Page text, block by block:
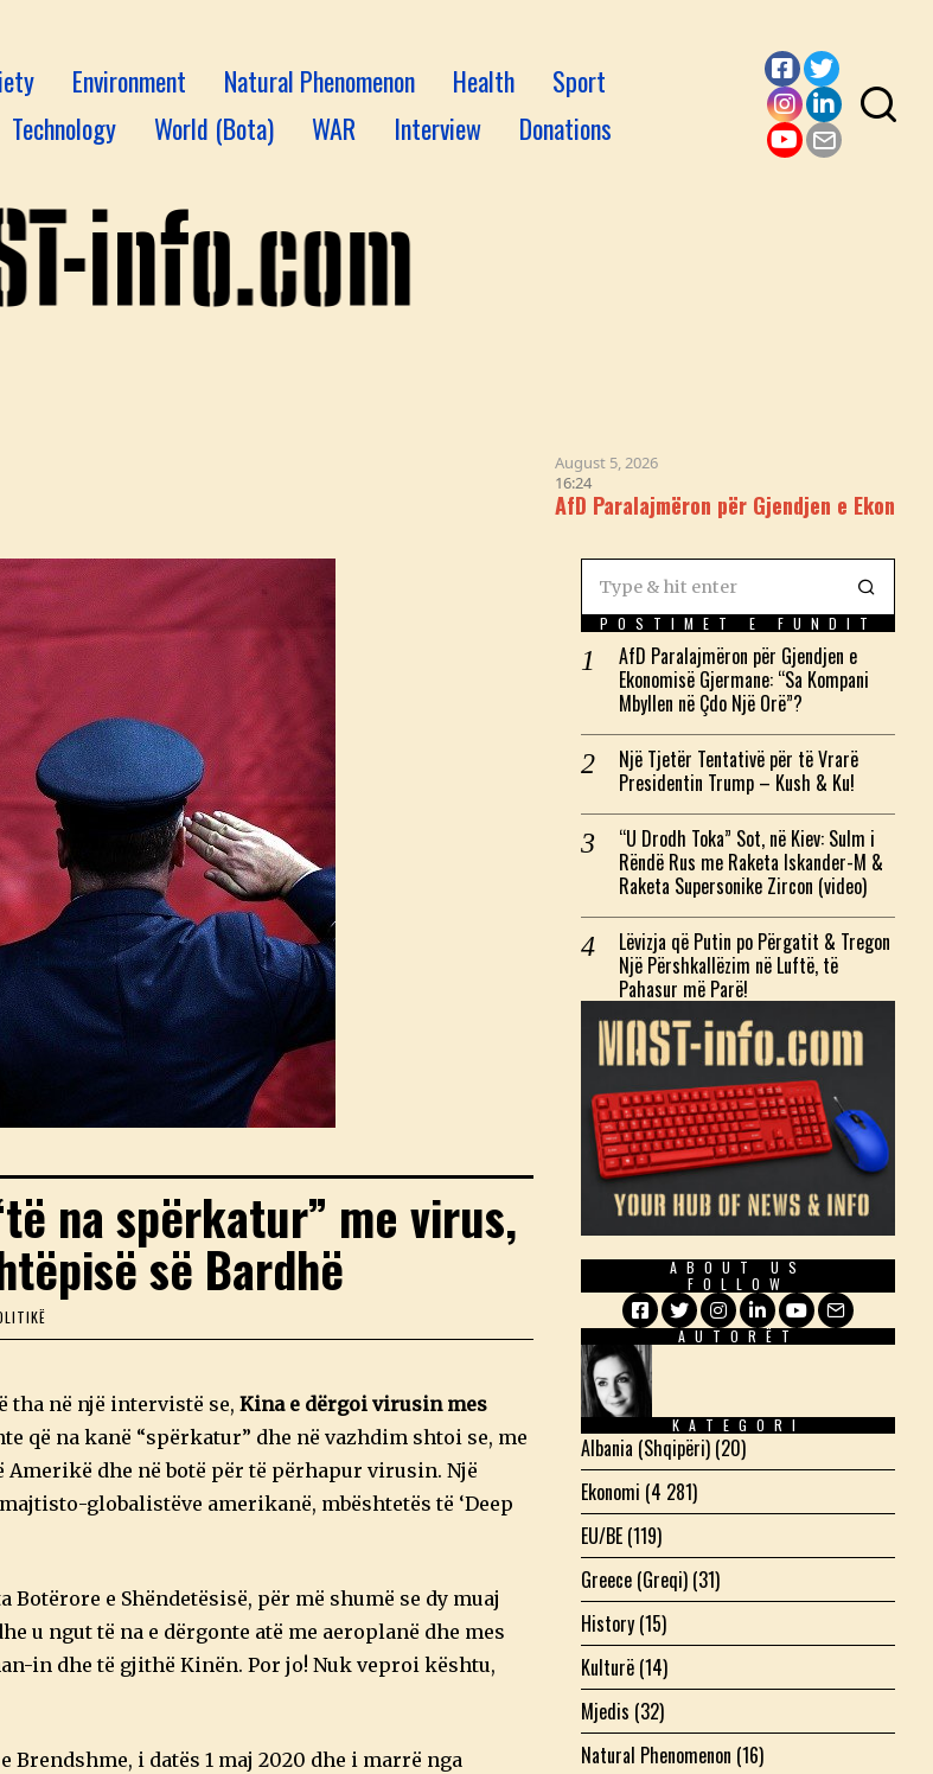
Environment Natural Phenomenon Health
Sport
Technology World (Bota) WAR Interview Donations
Facebook
Twitter
Instagram
LinkedIn
August 5, 2026
AfD Paralajmëron për Gjendjen e Ekonomisë
na spërkatur” me virus,
së Bardhë
tha në një intervistë se, Kina e dërgoi virusin mes
që na kanë “spërkatur” dhe në vazhdim shtoi se, me
dhe në botë për të përhapur virusin. Një
globalistëve amerikanë, mbështetës të ‘Deep
Botërore e Shëndetësisë, për më shumë se dy muaj
u ngut të na e dërgonte atë me aeroplanë dhe mes
in dhe të gjithë Kinën. Por jo! Nuk veproi kështu,
i datës 1 maj 2020 dhe i marrë nga
POSTIMET E FUNDIT
AfD Paralajmëron për Gjendjen e
Ekonomisë Gjermane: “Sa Kompani
Mbyllen në Çdo Një Orë”?
Një Tjetër Tentativë për të Vrarë
Presidentin Trump – Kush & Ku!
“U Drodh Toka” Sot, në Kiev: Sulm i
Rëndë Rus me Raketa Iskander-M &
Raketa Supersonike Zircon (video)
Lëvizja që Putin po Përgatit & Tregon
Një Përshkallëzim në Luftë, të
Pahasur më Parë!
ABOUT US
FOLLOW
Facebook
TwitterInstagram
LinkedIn
YouTube
Email
AUTORËT
KATEGORI
Albania (Shqipëri) (20)
Ekonomi (4 281)
EU/BE (119)
Greece (Greqi) (31)
History (15)
Kulturë (14)
Mjedis (32)
Natural Phenomenon (16)